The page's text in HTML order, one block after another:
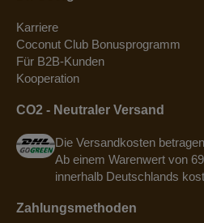
Karriere
Coconut Club Bonusprogramm
Für B2B-Kunden
Kooperation
CO2 - Neutraler Versand
Die Versandkosten
Ab einem Warenwert von
innerhalb Deutschlands
Zahlungsmethoden